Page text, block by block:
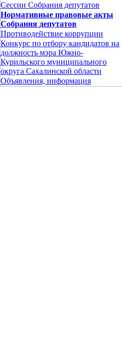
Сессии Собрания депутатов
Нормативные правовые акты
Собрания депутатов
Противодействие коррупции
Конкурс по отбору кандидатов на
должность мэра Южно-
Курильского муниципального
округа Сахалинской области
Объявления, информация